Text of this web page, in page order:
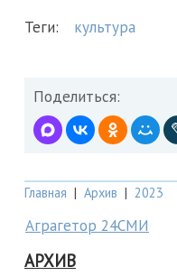
Теги: культура
Поделиться:
Главная | Архив | 2023
Аграгетор 24СМИ
АРХИВ